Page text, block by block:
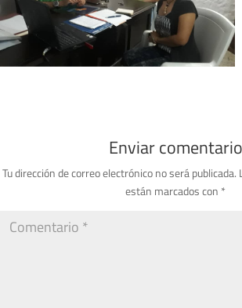
Enviar comentario
Tu dirección de correo electrónico no será publicada.
están marcados con *